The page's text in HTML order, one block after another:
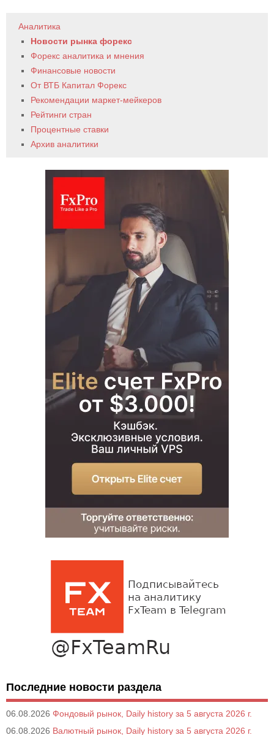
Аналитика
Новости рынка форекс
Форекс аналитика и мнения
Финансовые новости
От ВТБ Капитал Форекс
Рекомендации маркет-мейкеров
Рейтинги стран
Процентные ставки
Архив аналитики
Последние новости раздела
06.08.2026 Фондовый рынок, Daily history за 5 августа 2026 г.
06.08.2026 Валютный рынок, Daily history за 5 августа 2026 г.